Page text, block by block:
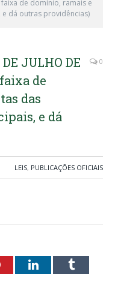
faixa de domínio, ramais e
dá outras providências)
JULHO DE
de
das
e dá
0
LEIS, PUBLICAÇÕES OFICIAIS
PinterestLinkedInTumblr